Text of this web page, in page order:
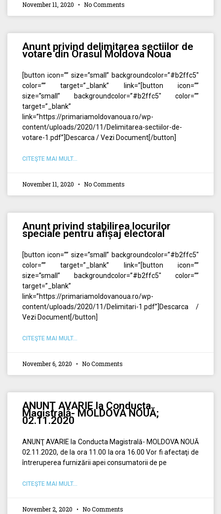
November 11, 2020 No Comments
Anunt privind delimitarea sectiilor de
votare din Orasul Moldova Noua
[button icon=”” size=”small” backgroundcolor=”#b2ffc5″
color=”” target=”_blank” link=”[button icon=””
size=”small” backgroundcolor=”#b2ffc5″ color=””
target=”_blank”
link=”https://primariamoldovanoua.ro/wp-
content/uploads/2020/11/Delimitarea-sectiilor-de-
votare-1.pdf”]Descarca / Vezi Document[/button]
CITEŞTE MAI MULT...
November 11, 2020 No Comments
Anunt privind stabilirea locurilor
speciale pentru afișaj electoral
[button icon=”” size=”small” backgroundcolor=”#b2ffc5″
color=”” target=”_blank” link=”[button icon=””
size=”small” backgroundcolor=”#b2ffc5″ color=””
target=”_blank”
link=”https://primariamoldovanoua.ro/wp-
content/uploads/2020/11/Delimitari-1.pdf”]Descarca /
Vezi Document[/button]
CITEŞTE MAI MULT...
November 6, 2020 No Comments
ANUNŢ AVARIE la Conducta
Magistrală- MOLDOVA NOUĂ;
02.11.2020
ANUNŢ AVARIE la Conducta Magistrală- MOLDOVA NOUĂ
02.11.2020, de la ora 11.00 la ora 16.00 Vor fi afectaţi de
întreruperea furnizării apei consumatorii de pe
CITEŞTE MAI MULT...
November 2, 2020 No Comments